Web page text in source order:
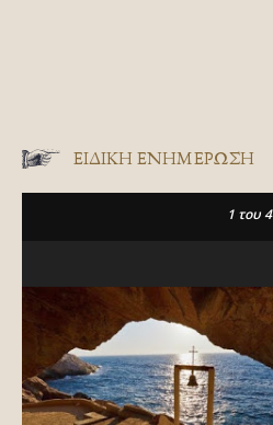
ΕΙΔΙΚΉ ΕΝΗΜΈΡΩΣΗ
1 του 4